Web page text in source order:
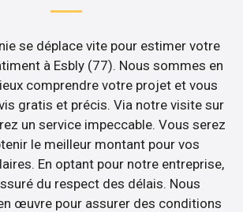
se déplace vite pour estimer votre
à Esbly (77). Nous sommes en
comprendre votre projet et vous
gratis et précis. Via notre visite sur
un service impeccable. Vous serez
le meilleur montant pour vos
En optant pour notre entreprise,
du respect des délais. Nous
œuvre pour assurer des conditions